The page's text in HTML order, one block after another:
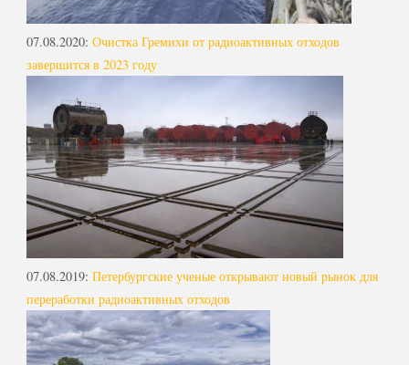
07.08.2020: Очистка Гремихи от радиоактивных отходов
завершится в 2023 году
07.08.2019: Петербургские ученые открывают новый рынок для
переработки радиоактивных отходов